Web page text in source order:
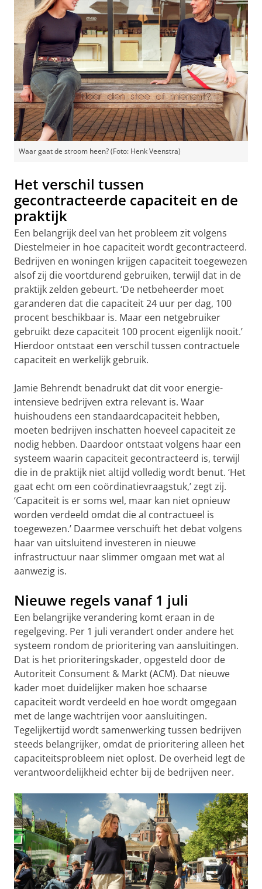
Waar gaat de stroom heen? (Foto: Henk Veenstra)
Het verschil tussen
gecontracteerde capaciteit en de
praktijk
Een belangrijk deel van het probleem zit volgens
Diestelmeier in hoe capaciteit wordt gecontracteerd.
Bedrijven en woningen krijgen capaciteit toegewezen
alsof zij die voortdurend gebruiken, terwijl dat in de
praktijk zelden gebeurt. ‘De netbeheerder moet
garanderen dat die capaciteit 24 uur per dag, 100
procent beschikbaar is. Maar een netgebruiker
gebruikt deze capaciteit 100 procent eigenlijk nooit.’
Hierdoor ontstaat een verschil tussen contractuele
capaciteit en werkelijk gebruik.
Jamie Behrendt benadrukt dat dit voor energie-
intensieve bedrijven extra relevant is. Waar
huishoudens een standaardcapaciteit hebben,
moeten bedrijven inschatten hoeveel capaciteit ze
nodig hebben. Daardoor ontstaat volgens haar een
systeem waarin capaciteit gecontracteerd is, terwijl
die in de praktijk niet altijd volledig wordt benut. ‘Het
gaat echt om een coördinatievraagstuk,’ zegt zij.
‘Capaciteit is er soms wel, maar kan niet opnieuw
worden verdeeld omdat die al contractueel is
toegewezen.’ Daarmee verschuift het debat volgens
haar van uitsluitend investeren in nieuwe
infrastructuur naar slimmer omgaan met wat al
aanwezig is.
Nieuwe regels vanaf 1 juli
Een belangrijke verandering komt eraan in de
regelgeving. Per 1 juli verandert onder andere het
systeem rondom de prioritering van aansluitingen.
Dat is het prioriteringskader, opgesteld door de
Autoriteit Consument & Markt (ACM). Dat nieuwe
kader moet duidelijker maken hoe schaarse
capaciteit wordt verdeeld en hoe wordt omgegaan
met de lange wachtrijen voor aansluitingen.
Tegelijkertijd wordt samenwerking tussen bedrijven
steeds belangrijker, omdat de prioritering alleen het
capaciteitsprobleem niet oplost. De overheid legt de
verantwoordelijkheid echter bij de bedrijven neer.